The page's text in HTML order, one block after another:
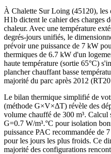
À Chalette Sur Loing (45120), les
H1b dictent le cahier des charges
chaleur. Avec une température
degrés-jours unifiés, le
prévoir une puissance de 7 kW
thermiques de 6.7 kW d'un
haute température (sortie 65°C)
plancher chauffant basse
majorité du parc après 2012
Le bilan thermique simplifié de
(méthode G×V×ΔT) révèle des
volume chauffé de 300 m³.
G=0.7 W/m³.°C pour isolation
puissance PAC recommandée de
pour les jours les plus froids. Ce
majorité des configurations